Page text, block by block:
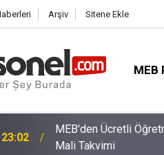
Arşiv Sitene Ekle
MEB
22:32 Öğretmenlerin Özür